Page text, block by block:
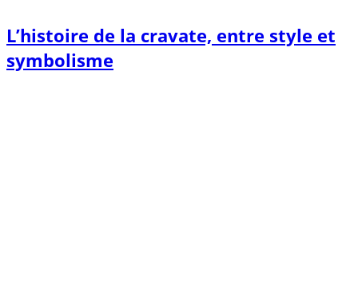
L’histoire de la cravate, entre style et
symbolisme